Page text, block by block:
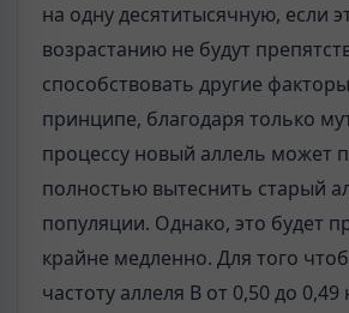
на одну десятитысячную, если
возрастанию не будут
способствовать другие
принципе, благодаря только
процессу новый аллель может
полностью вытеснить старый
популяции. Однако, это будет
крайне медленно. Для того
частоту аллеля B от 0,50 до